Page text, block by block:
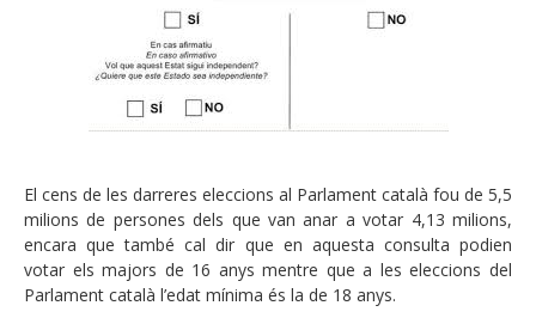
El cens de les darreres eleccions al Parlament català fou de 5,5
milions de persones dels que van anar a votar 4,13 milions,
encara que també cal dir que en aquesta consulta podien
votar els majors de 16 anys mentre que a les eleccions del
Parlament català l’edat mínima és la de 18 anys.